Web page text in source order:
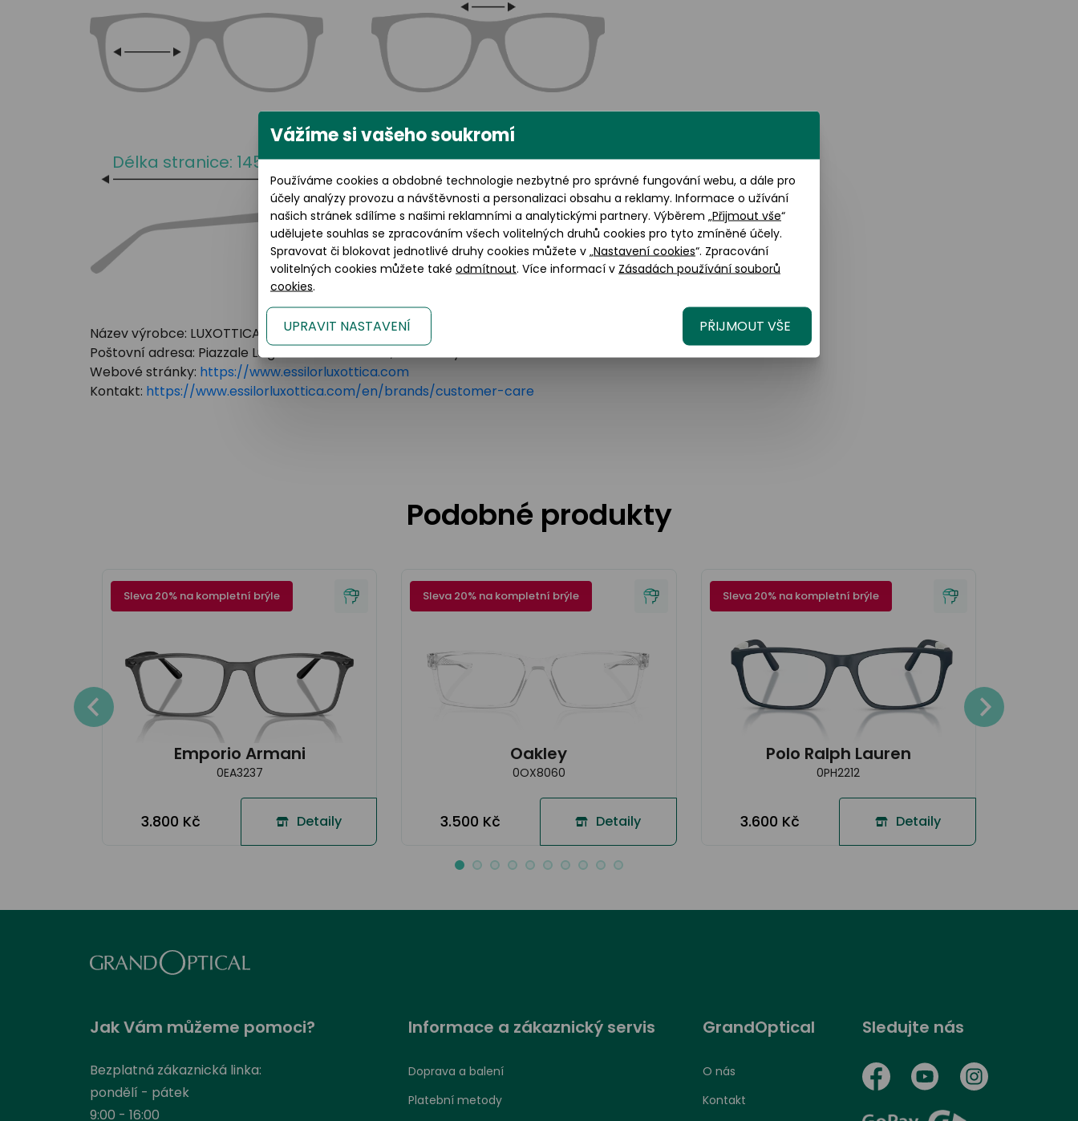
Délka stranice: 145 mm
Výška brýlového skla: 36
mm
Název výrobce: LUXOTTICA GROUP
Poštovní adresa: Piazzale Luigi Cadorna 3 Milano, 20123 Italy
Webové stránky: https://www.essilorluxottica.com
Kontakt: https://www.essilorluxottica.com/en/brands/customer-care
Podobné produkty
Sleva 20% na kompletní brýle
Emporio Armani
0EA3237
3.800 Kč Detaily
Sleva 20% na kompletní brýle
Oakley
0OX8060
3.500 Kč Detaily
Sleva 20% na kompletní brýle
Polo Ralph Lauren
0PH2212
3.600 Kč Detaily
Jak Vám můžeme pomoci?
Bezplatná zákaznická linka:
pondělí - pátek
9:00 - 16:00
Informace a zákaznický servis
Doprava a balení
Platební metody
GrandOptical
O nás
Kontakt
Sledujte nás
Vážíme si vašeho soukromí
Používáme cookies a obdobné technologie nezbytné pro správné fungování webu, a dále pro
účely analýzy provozu a návštěvnosti a personalizaci obsahu a reklamy. Informace o užívání
našich stránek sdílíme s našimi reklamními a analytickými partnery. Výběrem „Přijmout vše“
udělujete souhlas se zpracováním všech volitelných druhů cookies pro tyto zmíněné účely.
Spravovat či blokovat jednotlivé druhy cookies můžete v „Nastavení cookies“. Zpracování
volitelných cookies můžete také odmítnout. Více informací v Zásadách používání souborů
cookies.
UPRAVIT NASTAVENÍ PŘIJMOUT VŠE